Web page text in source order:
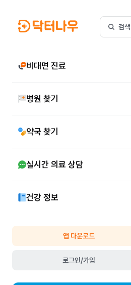
검색
비대면 진료
병원 찾기
약국 찾기
실시간 의료 상담
건강 정보
앱 다운로드
로그인/가입